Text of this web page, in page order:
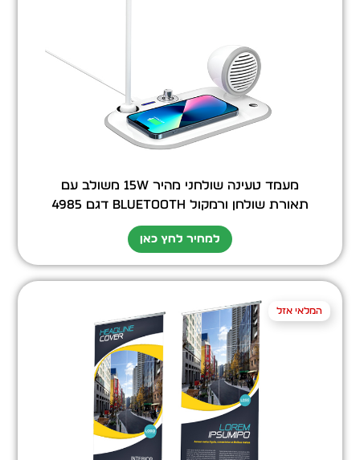
מעמד טעינה שולחני מהיר 15W משולב עם
תאורת שולחן ורמקול bluetooth דגם 4985
למחיר לחץ כאן
המלאי אזל